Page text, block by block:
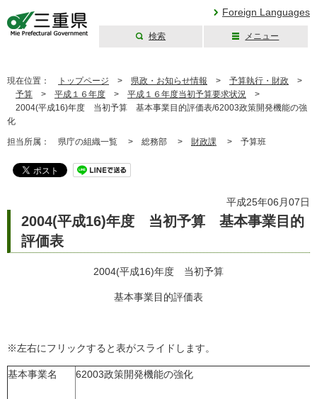
Foreign Languages
検索 メニュー
現在位置： トップページ > 県政・お知らせ情報 > 予算執行・財政 >
予算 > 平成１６年度 > 平成１６年度当初予算要求状況 >
2004(平成16)年度 当初予算 基本事業目的評価表/62003政策開発機能の強
化
担当所属： 県庁の組織一覧 > 総務部 > 財政課 > 予算班
平成25年06月07日
2004(平成16)年度 当初予算 基本事業目的
評価表
2004(平成16)年度 当初予算
基本事業目的評価表
※左右にフリックすると表がスライドします。
基本事業名 62003政策開発機能の強化